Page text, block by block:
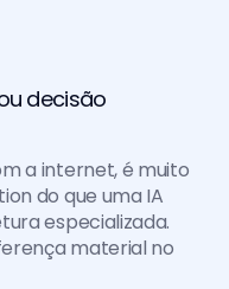
decisão
a internet, é muito
do que uma IA
especializada.
material no